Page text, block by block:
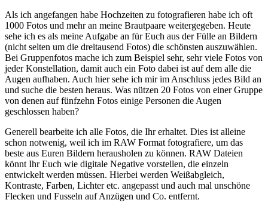
Als ich angefangen habe Hochzeiten zu fotografieren habe ich oft
1000 Fotos und mehr an meine Brautpaare weitergegeben. Heute
sehe ich es als meine Aufgabe an für Euch aus der Fülle an Bildern
(nicht selten um die dreitausend Fotos) die schönsten auszuwählen.
Bei Gruppenfotos mache ich zum Beispiel sehr, sehr viele Fotos von
jeder Konstellation, damit auch ein Foto dabei ist auf dem alle die
Augen aufhaben. Auch hier sehe ich mir im Anschluss jedes Bild an
und suche die besten heraus. Was nützen 20 Fotos von einer Gruppe
von denen auf fünfzehn Fotos einige Personen die Augen
geschlossen haben?
Generell bearbeite ich alle Fotos, die Ihr erhaltet. Dies ist alleine
schon notwenig, weil ich im RAW Format fotografiere, um das
beste aus Euren Bildern herausholen zu können. RAW Dateien
könnt Ihr Euch wie digitale Negative vorstellen, die einzeln
entwickelt werden müssen. Hierbei werden Weißabgleich,
Kontraste, Farben, Lichter etc. angepasst und auch mal unschöne
Flecken und Fusseln auf Anzügen und Co. entfernt.